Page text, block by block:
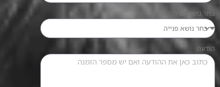
בחר נושא פניה
הודעה